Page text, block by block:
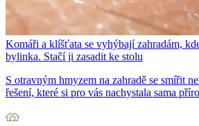
Komáři a klíšťata se vyhýbají zahradám,
bylinka. Stačí ji zasadit ke stolu
S otravným hmyzem na zahradě se smířit
řešení, které si pro vás nachystala sama